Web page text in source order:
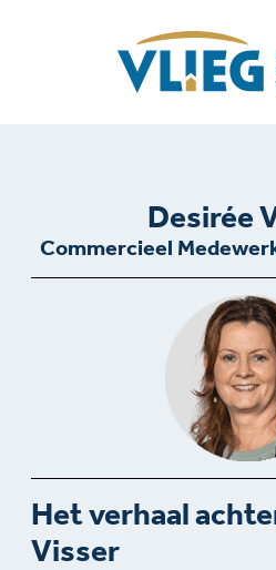
Desirée
Commercieel
Het verhaal
Visser